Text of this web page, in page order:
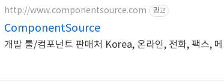
http://www.componentsource.com 광고
ComponentSource
개발 툴/컴포넌트 판매처 Korea, 온라인, 전화, 팩스, 메